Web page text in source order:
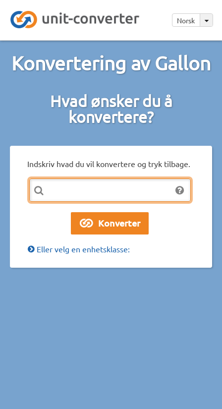
Norsk
Konvertering av Gallon
Hvad ønsker du å
konvertere?
Indskriv hvad du vil konvertere og tryk tilbage.
Eller velg en enhetsklasse: